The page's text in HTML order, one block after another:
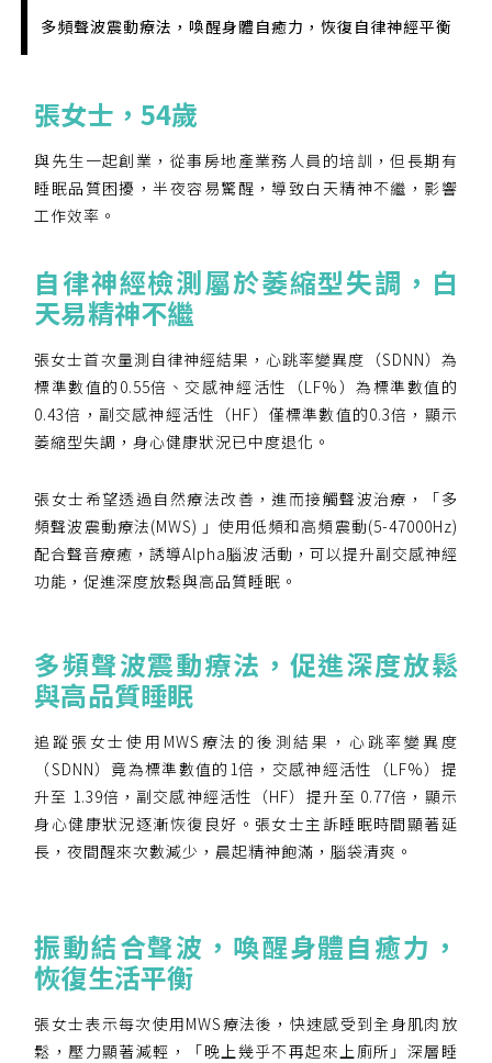
多頻聲波震動療法，喚醒身體自癒力，恢復自律神經平衡
張女士，54歲
與先生一起創業，從事房地產業務人員的培訓，但長期有
睡眠品質困擾，半夜容易驚醒，導致白天精神不繼，影響
工作效率。
自律神經檢測屬於萎縮型失調，白
天易精神不繼
張女士首次量測自律神經結果，心跳率變異度（SDNN）為
標準數值的0.55倍、交感神經活性（LF%）為標準數值的
0.43倍，副交感神經活性（HF）僅標準數值的0.3倍，顯示
萎縮型失調，身心健康狀況已中度退化。
張女士希望透過自然療法改善，進而接觸聲波治療，「多
頻聲波震動療法(MWS) 」使用低頻和高頻震動(5-47000Hz)
配合聲音療癒，誘導Alpha腦波活動，可以提升副交感神經
功能，促進深度放鬆與高品質睡眠。
多頻聲波震動療法，促進深度放鬆
與高品質睡眠
追蹤張女士使用MWS療法的後測結果，心跳率變異度
（SDNN）竟為標準數值的1倍，交感神經活性（LF%）提
升至 1.39倍，副交感神經活性（HF）提升至 0.77倍，顯示
身心健康狀況逐漸恢復良好。張女士主訴睡眠時間顯著延
長，夜間醒來次數減少，晨起精神飽滿，腦袋清爽。
振動結合聲波，喚醒身體自癒力，
恢復生活平衡
張女士表示每次使用MWS療法後，快速感受到全身肌肉放
鬆，壓力顯著減輕，「晚上幾乎不再起來上廁所」深層睡
您好，您的會員申請，已成功送出，經本協會理事
會審核通過後即通知您進行繳費，繳費資訊如下
——
【會費】
個人會員:
入會費新臺幣1200元，於會員入會時繳納；常年會
費1200元，於每年度繳納。
團體會員:
入會費新臺幣3000元，於會員入會時繳納；常年會
費3000元，於每年度繳納。
戶名: 社團法人台灣自律神經健康培訓暨發展協會